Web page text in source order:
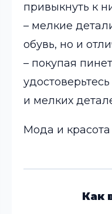
привыкнуть к
– мелкие
обувь, но и
– покупая
и мелких
Мода и красота
Как